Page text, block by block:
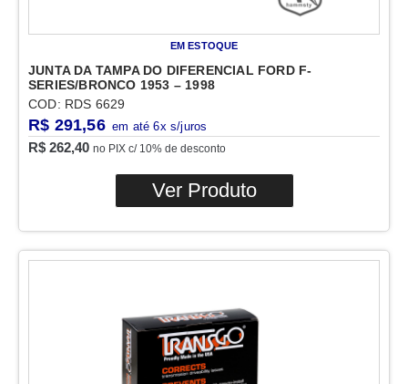
EM ESTOQUE
JUNTA DA TAMPA DO DIFERENCIAL FORD F-
SERIES/BRONCO 1953 – 1998
COD: RDS 6629
R$ 291,56
R$ 262,40 no PIX c/ 10% de desconto
Ver Produto